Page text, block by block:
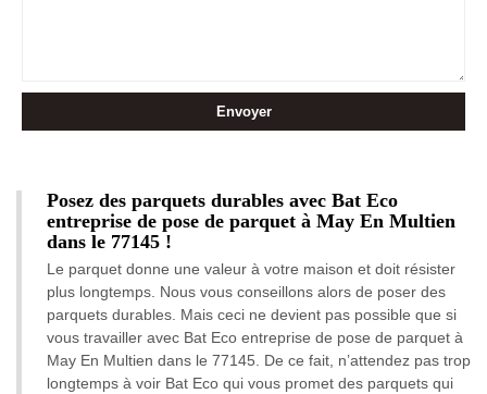
Posez des parquets durables avec Bat Eco
entreprise de pose de parquet à May En Multien
dans le 77145 !
Le parquet donne une valeur à votre maison et doit résister
plus longtemps. Nous vous conseillons alors de poser des
parquets durables. Mais ceci ne devient pas possible que si
vous travailler avec Bat Eco entreprise de pose de parquet à
May En Multien dans le 77145. De ce fait, n’attendez pas trop
longtemps à voir Bat Eco qui vous promet des parquets qui